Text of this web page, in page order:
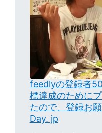
feedlyの登録者
標達成のために
たので、登録お
Day. jp